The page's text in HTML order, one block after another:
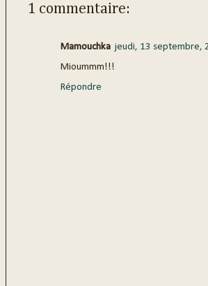
1 commentaire:
Mamouchka jeudi, 13 septembre,
Mioummm!!!
Répondre